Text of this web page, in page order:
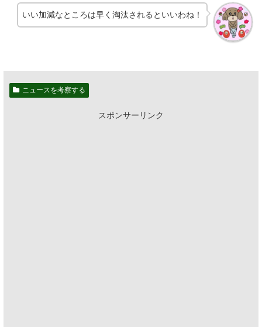
いい加減なところは早く淘汰されるといいわね！
ニュースを考察する
スポンサーリンク